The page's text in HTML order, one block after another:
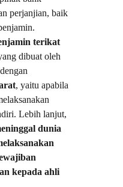
perjanjian, baik
terikat
dibuat oleh
, yaitu apabila
Lebih lanjut,
dunia
kepada ahli